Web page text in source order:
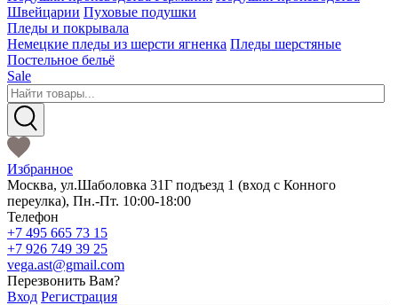
Швейцарии Пуховые подушки
Пледы и покрывала
Немецкие пледы из шерсти ягненка Пледы шерстяные
Постельное бельё
Sale
Избранное
Москва, ул.Шаболовка 31Г подъезд 1 (вход с Конного
переулка), Пн.-Пт. 10:00-18:00
Телефон
+7 495 665 73 15
+7 926 749 39 25
vega.ast@gmail.com
Перезвонить Вам?
Вход Регистрация